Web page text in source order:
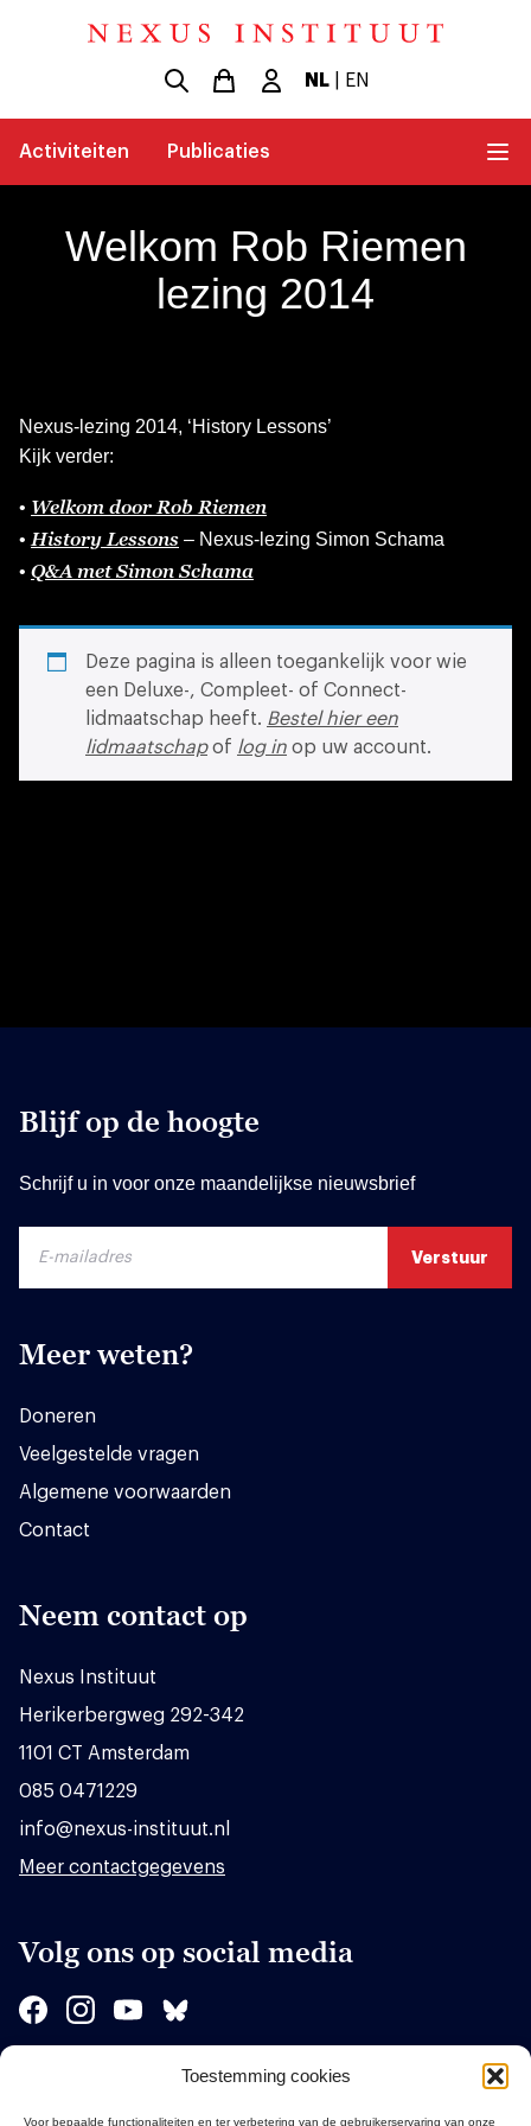
Toestemming cookies
Voor bepaalde functionaliteiten en ter verbetering van de gebruikerservaring van onze
NL| EN
Activiteiten Publicaties
Welkom Rob Riemen
lezing 2014
Nexus-lezing 2014, ‘History Lessons’
Kijk verder:
• Welkom door Rob Riemen
• History Lessons – Nexus-lezing Simon Schama
• Q&A met Simon Schama
Deze pagina is alleen toegankelijk voor wie
een Deluxe-, Compleet- of Connect-
lidmaatschap heeft. Bestel hier een
lidmaatschapof log in op uw account.
Blijf op de hoogte
Schrijf u in voor onze maandelijkse nieuwsbrief
Meer weten?
Doneren
Veelgestelde vragen
Algemene voorwaarden
Contact
Neem contact op
Nexus Instituut
Herikerbergweg 292-342
1101 CT Amsterdam
085 0471229
info@nexus-instituut.nl
Meer contactgegevens
Volg ons op social media